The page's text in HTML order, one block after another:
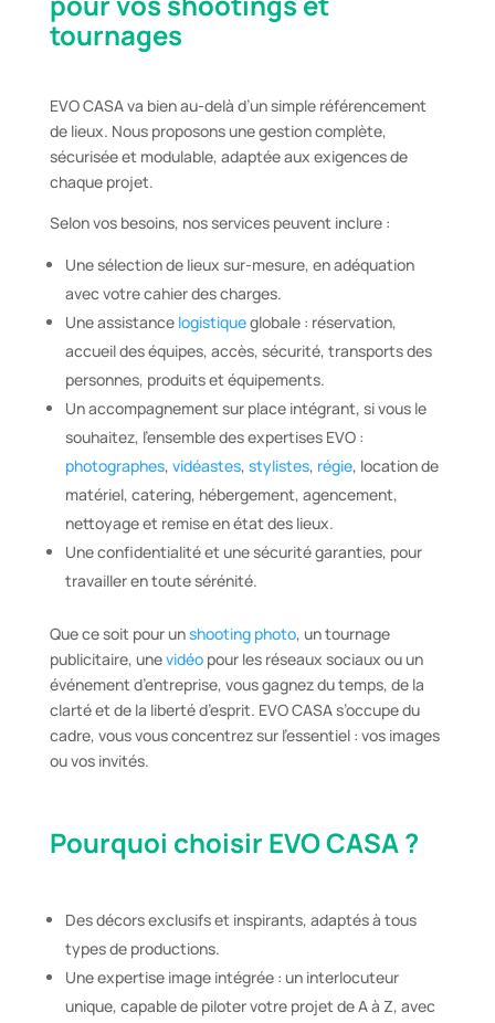
tournages
EVO CASA va bien au-delà d’un simple référencement
de lieux. Nous proposons une gestion complète,
sécurisée et modulable, adaptée aux exigences de
chaque projet.
Selon vos besoins, nos services peuvent inclure :
Une sélection de lieux sur-mesure, en adéquation
avec votre cahier des charges.
Une assistance logistiqueglobale : réservation,
accueil des équipes, accès, sécurité, transports des
personnes, produits et équipements.
Un accompagnement sur place intégrant, si vous le
souhaitez, l’ensemble des expertises EVO :
photographes, vidéastes, stylistes, régie, location de
matériel, catering, hébergement, agencement,
nettoyage et remise en état des lieux.
Une confidentialité et une sécurité garanties, pour
travailler en toute sérénité.
Que ce soit pour unshooting photo, un tournage
publicitaire, unevidéopour les réseaux sociaux ou un
événement d’entreprise, vous gagnez du temps, de la
clarté et de la liberté d’esprit. EVO CASA s’occupe du
cadre, vous vous concentrez sur l’essentiel : vos images
ou vos invités.
Pourquoi choisir EVO CASA ?
Des décors exclusifs et inspirants, adaptés à tous
types de productions.
Une expertise image intégrée : un interlocuteur
unique, capable de piloter votre projet de A à Z, avec